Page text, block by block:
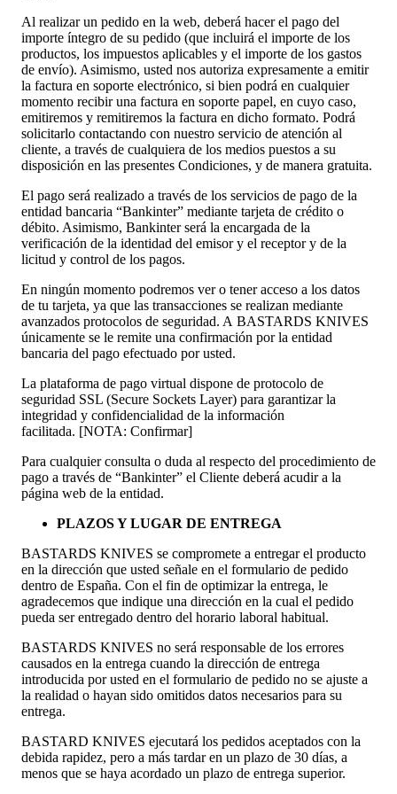
Al realizar un pedido en la web, deberá hacer el pago del
importe íntegro de su pedido (que incluirá el importe de los
productos, los impuestos aplicables y el importe de los gastos
de envío). Asimismo, usted nos autoriza expresamente a emitir
la factura en soporte electrónico, si bien podrá en cualquier
momento recibir una factura en soporte papel, en cuyo caso,
emitiremos y remitiremos la factura en dicho formato. Podrá
solicitarlo contactando con nuestro servicio de atención al
cliente, a través de cualquiera de los medios puestos a su
disposición en las presentes Condiciones, y de manera gratuita.
El pago será realizado a través de los servicios de pago de la
entidad bancaria “Bankinter” mediante tarjeta de crédito o
débito. Asimismo, Bankinter será la encargada de la
verificación de la identidad del emisor y el receptor y de la
licitud y control de los pagos.
En ningún momento podremos ver o tener acceso a los datos
de tu tarjeta, ya que las transacciones se realizan mediante
avanzados protocolos de seguridad. A BASTARDS KNIVES
únicamente se le remite una confirmación por la entidad
bancaria del pago efectuado por usted.
La plataforma de pago virtual dispone de protocolo de
seguridad SSL (Secure Sockets Layer) para garantizar la
integridad y confidencialidad de la información
facilitada. [NOTA: Confirmar]
Para cualquier consulta o duda al respecto del procedimiento de
pago a través de “Bankinter” el Cliente deberá acudir a la
página web de la entidad.
PLAZOS Y LUGAR DE ENTREGA
BASTARDS KNIVES se compromete a entregar el producto
en la dirección que usted señale en el formulario de pedido
dentro de España. Con el fin de optimizar la entrega, le
agradecemos que indique una dirección en la cual el pedido
pueda ser entregado dentro del horario laboral habitual.
BASTARDS KNIVES no será responsable de los errores
causados en la entrega cuando la dirección de entrega
introducida por usted en el formulario de pedido no se ajuste a
la realidad o hayan sido omitidos datos necesarios para su
entrega.
BASTARD KNIVES ejecutará los pedidos aceptados con la
debida rapidez, pero a más tardar en un plazo de 30 días, a
menos que se haya acordado un plazo de entrega superior.